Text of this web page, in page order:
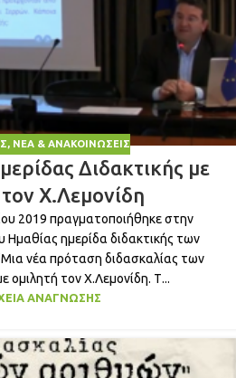
, ΝΈΑ & ΑΝΑΚΟΙΝΏΣΕΙΣ
Διδακτικής με
Χ.Λεμονίδη
2019 πραγματοποιήθηκε στην
Ημαθίας ημερίδα διδακτικής των
νέα πρόταση διδασκαλίας των
ομιλητή τον Χ.Λεμονίδη. Τ...
ΑΝΆΓΝΩΣΗΣ